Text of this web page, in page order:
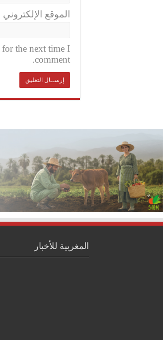
الموقع الإلكتروني
for the next time I
comment.
المغربية للأخبار